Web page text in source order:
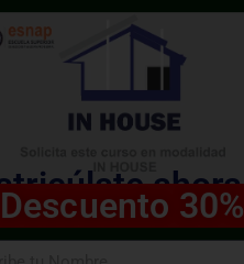
ahora
Descuento 30%